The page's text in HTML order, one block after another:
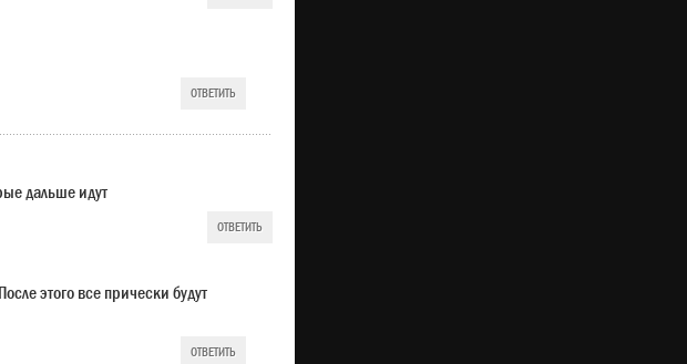
ОТВЕТИТЬ
дальше идут
ОТВЕТИТЬ
этого все прически будут
ОТВЕТИТЬ